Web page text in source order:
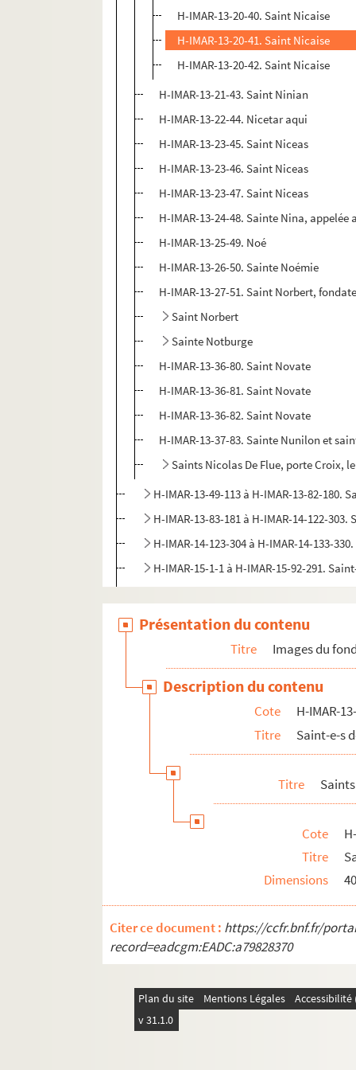
H-IMAR-13-20-40. Saint Nicaise
H-IMAR-13-20-41. Saint Nicaise
H-IMAR-13-20-42. Saint Nicaise
H-IMAR-13-21-43. Saint Ninian
H-IMAR-13-22-44. Nicetar aqui
H-IMAR-13-23-45. Saint Niceas
H-IMAR-13-23-46. Saint Niceas
H-IMAR-13-23-47. Saint Niceas
H-IMAR-13-24-48. Sainte Nina,
H-IMAR-13-25-49. Noé
H-IMAR-13-26-50. Sainte Noémie
H-IMAR-13-27-51. Saint Norbert,
Saint Norbert
Sainte Notburge
H-IMAR-13-36-80. Saint Novate
H-IMAR-13-36-81. Saint Novate
H-IMAR-13-36-82. Saint Novate
H-IMAR-13-37-83. Sainte Nunilon et
Saints Nicolas De Flue, porte Croix,
H-IMAR-13-49-113 à H-IMAR-13-82-180.
H-IMAR-13-83-181 à H-IMAR-14-122-
H-IMAR-14-123-304 à H-IMAR-14-133-
H-IMAR-15-1-1 à H-IMAR-15-92-291.
H-IMAR-17-1-1 à H-IMAR-17-90-270.
H-IMAR-17-91-271 à H-IMAR-17-111-
H-IMAR-18-1-1 à H-IMAR-18-111-326.
H-IMAR-18-112-327 à H-IMAR-18-135-
Présentation du contenu
Titre Images du
Description du contenu
Cote
H-IMAR-
Titre
Saint-e-s
Titre
Cote
Titre
Dimensions
Citer ce document : https://ccfr.bnf.fr/
record=eadcgm:EADC:a79828370
Plan du site Mentions Légales
v 31.1.0